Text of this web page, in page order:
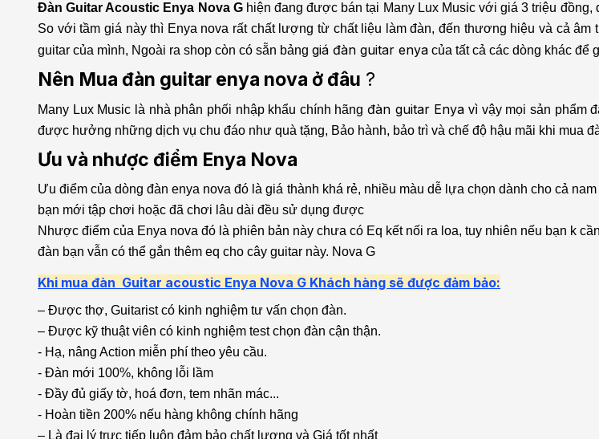
Đàn Guitar Acoustic Enya Nova Ghiện đang được bán tại Many Lux Music với giá 3 triệu
So với tầm giá này thì Enya nova rất chất lượng từ chất liệu làm đàn, đến thương hiệu và cả
guitar của mình, Ngoài ra shop còn có sẵn bảng giá đàn guitar enya của tất cả các dòng khác để
Nên Mua đàn guitar enya nova ở đâu ?
Many Lux Music là nhà phân phối nhập khẩu chính hãngđàn guitar Enya vì vậy mọi sản phẩm
được hưởng những dịch vụ chu đáo như quà tặng, Bảo hành, bảo trì và chế độ hậu mãi khi mua
Ưu và nhược điểm Enya Nova
Ưu điểm của dòng đàn enya nova đó là giá thành khá rẻ, nhiều màu dễ lựa chọn dành cho cả
bạn mới tập chơi hoặc đã chơi lâu dài đều sử dụng được
Nhược điểm của Enya nova đó là phiên bản này chưa có Eq kết nối ra loa, tuy nhiên nếu bạn k
đàn bạn vẫn có thể gắn thêm eq cho cây guitar này. Nova G
Khi mua đàn Guitar acoustic Enya Nova G Khách hàng sẽ được đảm bảo:
– Được thợ, Guitarist có kinh nghiệm tư vấn chọn đàn.
– Được kỹ thuật viên có kinh nghiệm test chọn đàn cận thận.
- Hạ, nâng Action miễn phí theo yêu cầu.
- Đàn mới 100%, không lỗi lầm
- Đầy đủ giấy tờ, hoá đơn, tem nhãn mác...
- Hoàn tiền 200% nếu hàng không chính hãng
– Là đại lý trực tiếp luôn đảm bảo chất lượng và Giá tốt nhất